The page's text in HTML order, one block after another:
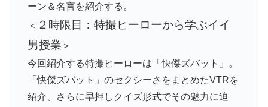
ーン＆名言を紹介する。
＜ ２時限目：特撮ヒーローから学ぶイイ
男授業 ＞
今回紹介する特撮ヒーローは「快傑ズバット」。
「快傑ズバット」のセクシーさをまとめたVTRを
紹介、さらに早押しクイズ形式でその魅力に迫